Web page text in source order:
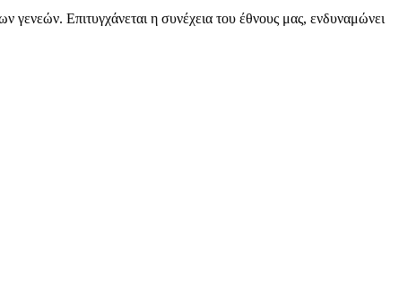
γενεών. Επιτυγχάνεται η συνέχεια του έθνους μας, ενδυναμώνει